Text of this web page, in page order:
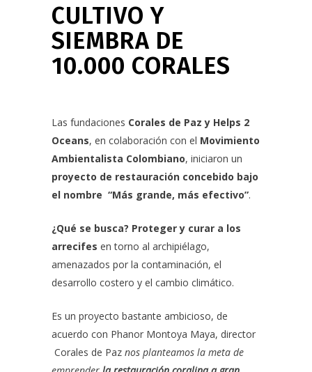
CULTIVO Y
SIEMBRA DE
10.000 CORALES
Las fundaciones Corales de Paz y Helps 2
Oceans, en colaboración con el Movimiento
Ambientalista Colombiano, iniciaron un
proyecto de restauración concebido bajo
el nombre “Más grande, más efectivo”.
¿Qué se busca? Proteger y curar a los
arrecifes en torno al archipiélago,
amenazados por la contaminación, el
desarrollo costero y el cambio climático.
Es un proyecto bastante ambicioso, de
acuerdo con Phanor Montoya Maya, director
Corales de Paz nos planteamos la meta de